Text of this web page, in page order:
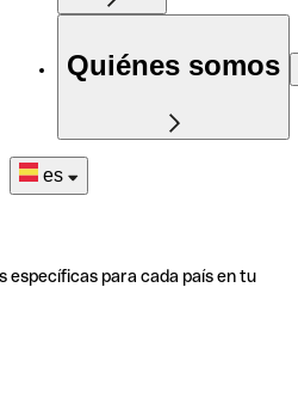
Quiénes somos
es
específicas para cada país en tu